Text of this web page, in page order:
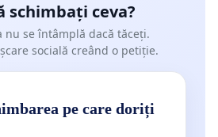
schimbați ceva?
nu se întâmplă dacă tăceți.
socială creând o petiție.
pe care doriți